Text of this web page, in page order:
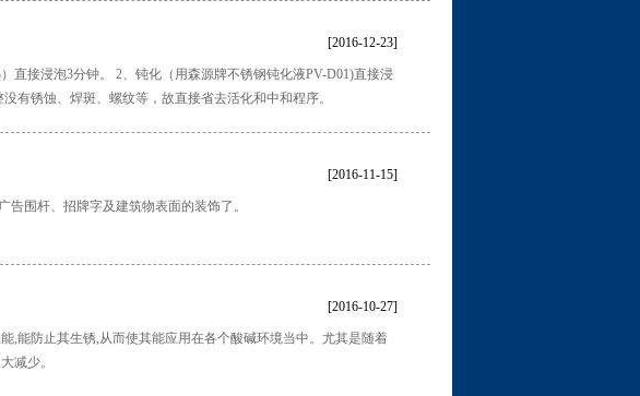
[2016-12-23]
直接浸泡3分钟。 2、钝化（用森源牌不锈钢钝化液PV-D01)直接浸
有锈蚀、焊斑、螺纹等，故直接省去活化和中和程序。
[2016-11-15]
围杆、招牌字及建筑物表面的装饰了。
[2016-10-27]
防止其生锈,从而使其能应用在各个酸碱环境当中。尤其是随着
减少。